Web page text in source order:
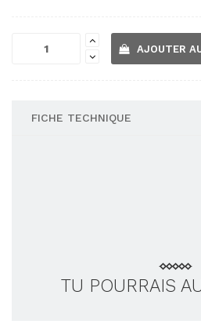
AJOUTER
FICHE TECHNIQUE
TU POURRAIS